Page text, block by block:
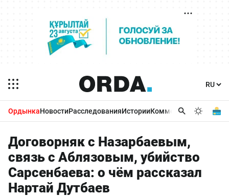
ОрдынкаНовостиРасследованияИсторииКомментарииБизнес
Договорняк с Назарбаевым,
связь с Аблязовым, убийство
Сарсенбаева: о чём рассказал
Нартай Дутбаев